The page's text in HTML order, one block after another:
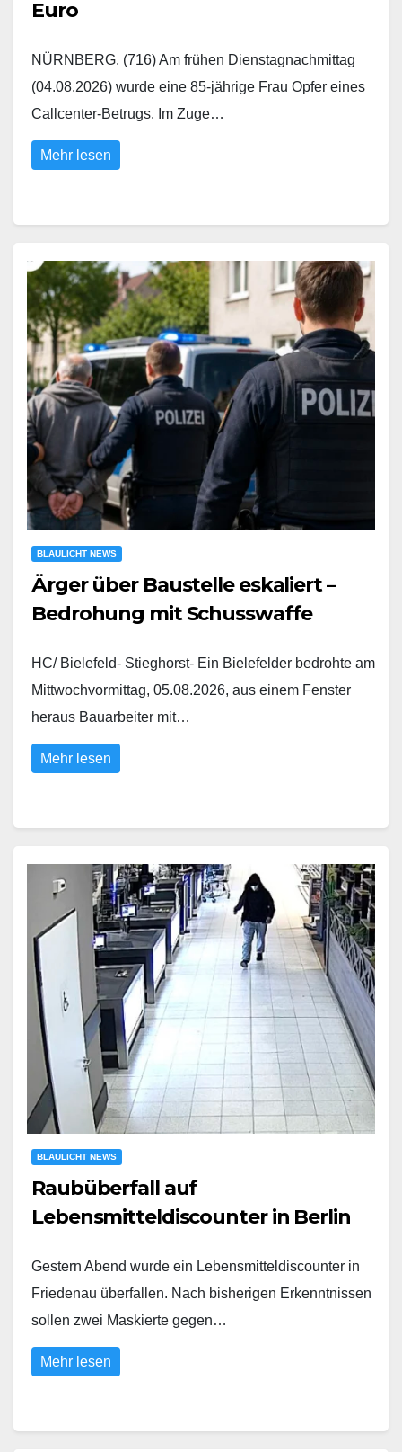
Euro
NÜRNBERG. (716) Am frühen Dienstagnachmittag
(04.08.2026) wurde eine 85-jährige Frau Opfer eines
Callcenter-Betrugs. Im Zuge…
Mehr lesen
BLAULICHT NEWS
Ärger über Baustelle eskaliert –
Bedrohung mit Schusswaffe
HC/ Bielefeld- Stieghorst- Ein Bielefelder bedrohte am
Mittwochvormittag, 05.08.2026, aus einem Fenster
heraus Bauarbeiter mit…
Mehr lesen
BLAULICHT NEWS
Raubüberfall auf
Lebensmitteldiscounter in Berlin
Gestern Abend wurde ein Lebensmitteldiscounter in
Friedenau überfallen. Nach bisherigen Erkenntnissen
sollen zwei Maskierte gegen…
Mehr lesen